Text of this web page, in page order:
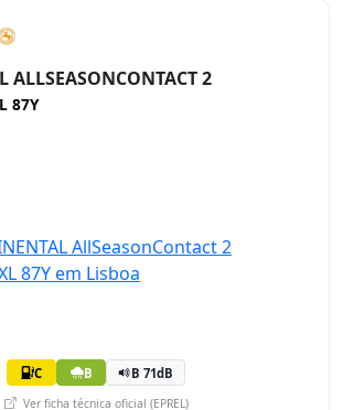
ALLSEASONCONTACT 2
87Y
C B B 71dB
Ver ficha técnica oficial (EPREL)